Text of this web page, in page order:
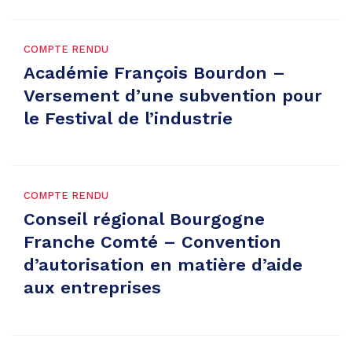
COMPTE RENDU
Académie François Bourdon –
Versement d’une subvention pour
le Festival de l’industrie
COMPTE RENDU
Conseil régional Bourgogne
Franche Comté – Convention
d’autorisation en matière d’aide
aux entreprises